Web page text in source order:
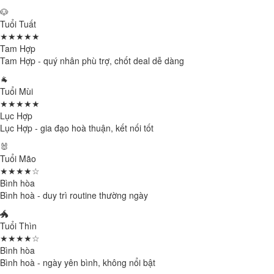
🐶
Tuổi Tuất
★★★★★
Tam Hợp
Tam Hợp - quý nhân phù trợ, chốt deal dễ dàng
🐐
Tuổi Mùi
★★★★★
Lục Hợp
Lục Hợp - gia đạo hoà thuận, kết nối tốt
🐰
Tuổi Mão
★★★★☆
Bình hòa
Bình hoà - duy trì routine thường ngày
🐲
Tuổi Thìn
★★★★☆
Bình hòa
Bình hoà - ngày yên bình, không nổi bật